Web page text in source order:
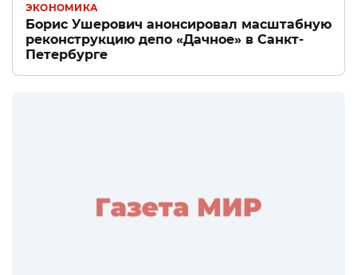
ЭКОНОМИКА
Борис Ушерович анонсировал масштабную
реконструкцию депо «Дачное» в Санкт-
Петербурге